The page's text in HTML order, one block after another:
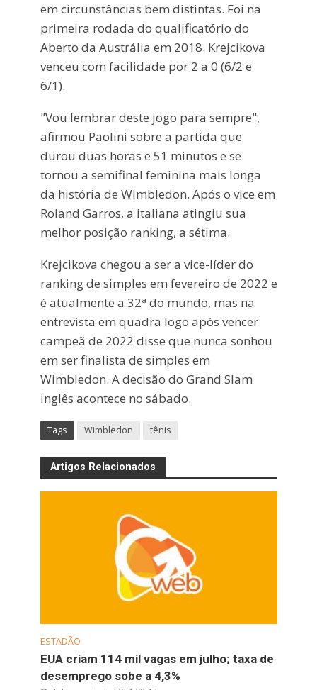
em circunstâncias bem distintas. Foi na
primeira rodada do qualificatório do
Aberto da Austrália em 2018. Krejcikova
venceu com facilidade por 2 a 0 (6/2 e
6/1).
"Vou lembrar deste jogo para sempre",
afirmou Paolini sobre a partida que
durou duas horas e 51 minutos e se
tornou a semifinal feminina mais longa
da história de Wimbledon. Após o vice em
Roland Garros, a italiana atingiu sua
melhor posição ranking, a sétima.
Krejcikova chegou a ser a vice-líder do
ranking de simples em fevereiro de 2022 e
é atualmente a 32ª do mundo, mas na
entrevista em quadra logo após vencer
campeã de 2022 disse que nunca sonhou
em ser finalista de simples em
Wimbledon. A decisão do Grand Slam
inglês acontece no sábado.
Tags Wimbledon tênis
Artigos Relacionados
ESTADÃO
EUA criam 114 mil vagas em julho; taxa de
desemprego sobe a 4,3%